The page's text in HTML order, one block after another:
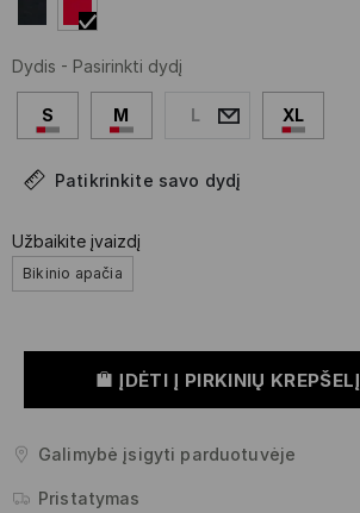
Dydis - Pasirinkti dydį
S M L XL
Patikrinkite savo dydį
Užbaikite įvaizdį
Bikinio apačia
ĮDĖTI Į PIRKINIŲ KREPŠELĮ
Galimybė įsigyti parduotuvėje
Pristatymas